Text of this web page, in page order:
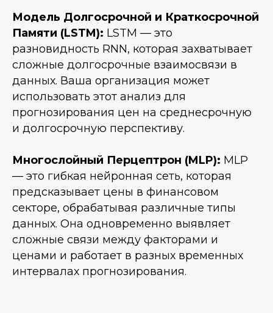
Модель Долгосрочной и Краткосрочной
Памяти (LSTM): LSTM — это
разновидность RNN, которая захватывает
сложные долгосрочные взаимосвязи в
данных. Ваша организация может
использовать этот анализ для
прогнозирования цен на среднесрочную
и долгосрочную перспективу.
Многослойный Перцептрон (MLP): MLP
— это гибкая нейронная сеть, которая
предсказывает цены в финансовом
секторе, обрабатывая различные типы
данных. Она одновременно выявляет
сложные связи между факторами и
ценами и работает в разных временных
интервалах прогнозирования.